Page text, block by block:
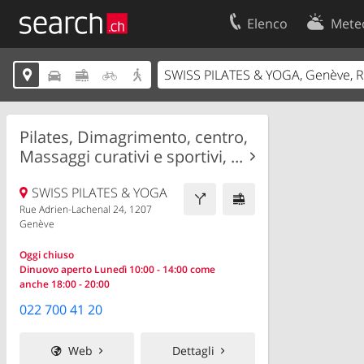
Elenco
    
Pilates, Dimagrimento, centro,
Massaggi curativi e sportivi, ...
SWISS PILATES & YOGA
Rue Adrien-Lachenal 24, 1207
Genève
Oggi chiuso
Dinuovo aperto Lunedì 10:00 - 14:00 come
anche 18:00 - 20:00
022 700 41 20
Web Dettagli
Il vostro profolio
Area clienti
Informazioni Legali
Contatti
Condizioni